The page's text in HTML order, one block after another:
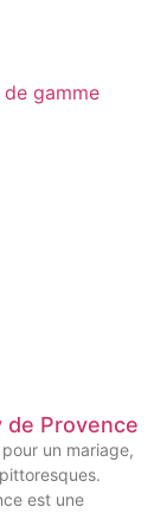
de Provence
un mariage,
est une